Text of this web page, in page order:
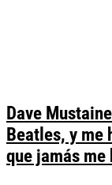
Dave
Beatles, y me
que jamás me